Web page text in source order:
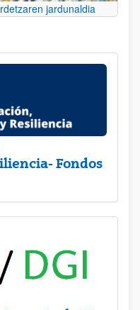
jardunaldia
Fondos